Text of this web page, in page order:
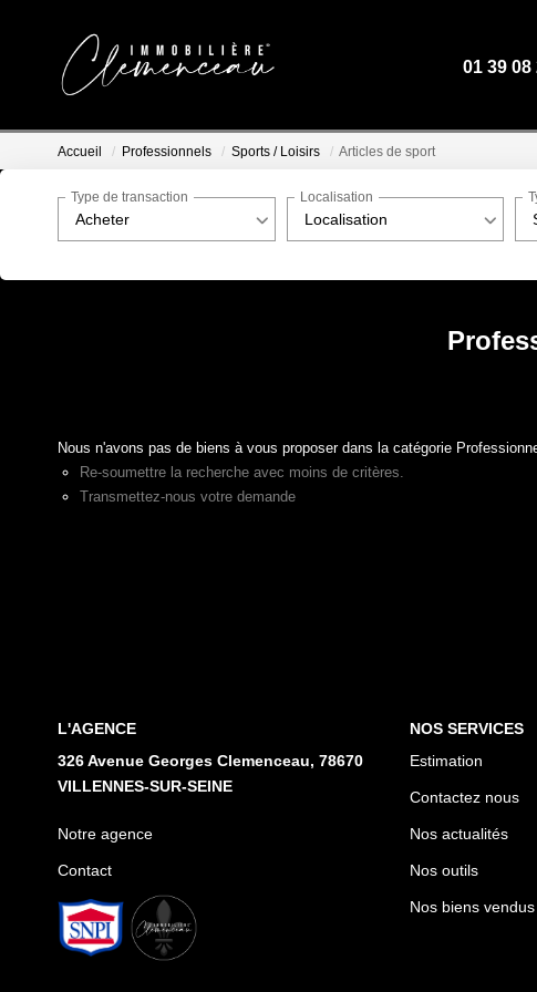
01 39 08
Accueil Professionnels Sports / Loisirs Articles de sport
Acheter
Type de transaction
Localisation
Localisation
Nous n'avons pas de biens à vous proposer dans la catégorie
Re-soumettre la recherche avec moins de critères.
Transmettez-nous votre demande
L'AGENCE
326 Avenue Georges Clemenceau, 78670
VILLENNES-SUR-SEINE
Notre agence
Contact
NOS SERVICES
Estimation
Contactez nous
Nos actualités
Nos outils
Nos biens vendus